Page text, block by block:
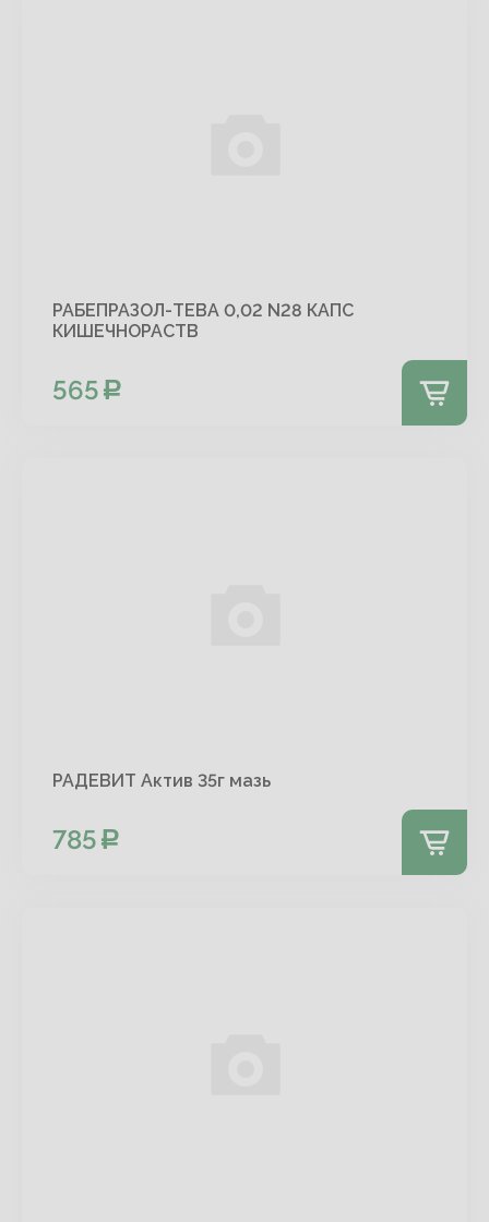
РАБЕПРАЗОЛ-ТЕВА 0,02 N28 КАПС
КИШЕЧНОРАСТВ
565
РАДЕВИТ Актив 35г мазь
785